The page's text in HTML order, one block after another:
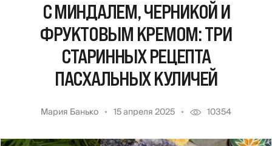
С МИНДАЛЕМ, ЧЕРНИКОЙ И
ФРУКТОВЫМ КРЕМОМ: ТРИ
СТАРИННЫХ РЕЦЕПТА
ПАСХАЛЬНЫХ КУЛИЧЕЙ
Мария Банько 15 апреля 2025 10354